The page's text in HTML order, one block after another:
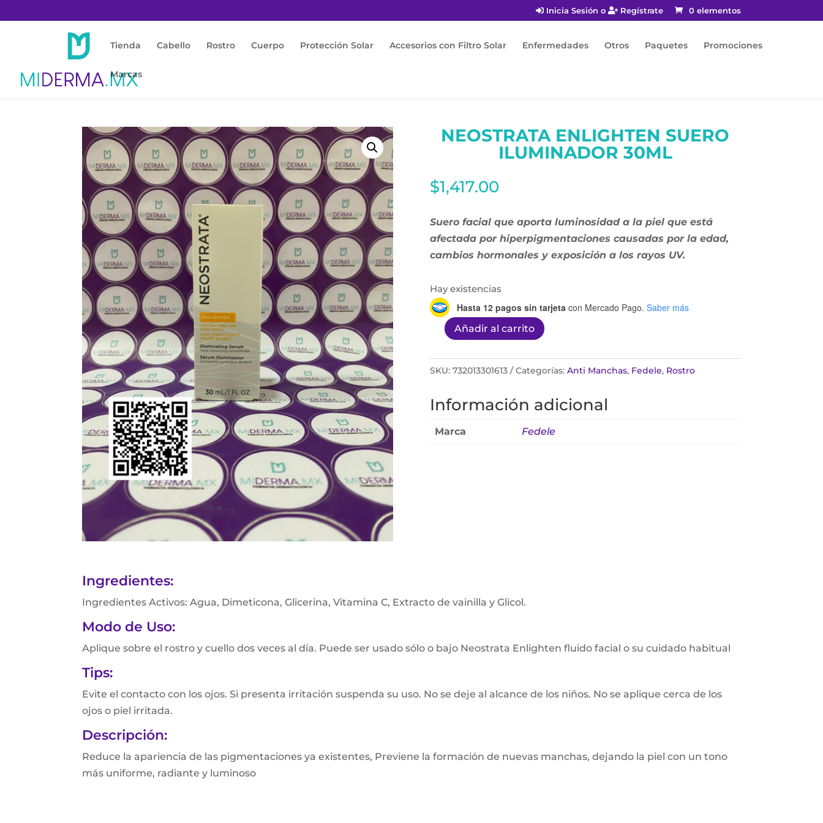
Inicia Sesión o Regístrate 0 elementos
Tienda Cabello Rostro Cuerpo Protección Solar Accesorios con Filtro Solar Enfermedades Otros Paquetes Promociones
Marcas
NEOSTRATA ENLIGHTEN SUERO
ILUMINADOR 30ML
$1,417.00
Suero facial que aporta luminosidad a la piel que está
afectada por hiperpigmentaciones causadas por la edad,
cambios hormonales y exposición a los rayos UV.
Hay existencias
Hasta 12 pagos sin tarjeta con Mercado Pago. Saber más
Neostrata
Suero
30ml
cantidad
Añadir al carrito
SKU: 732013301613 Categorías: Anti Manchas, Fedele, Rostro
Información adicional
Marca Fedele
Ingredientes:
Ingredientes Activos: Agua, Dimeticona, Glicerina, Vitamina C, Extracto de vainilla y Glicol.
Modo de Uso:
Aplique sobre el rostro y cuello dos veces al día. Puede ser usado sólo o bajo Neostrata Enlighten fluido facial o su cuidado habitual
Tips:
Evite el contacto con los ojos. Si presenta irritación suspenda su uso. No se deje al alcance de los niños. No se aplique cerca de los
ojos o piel irritada.
Descripción:
Reduce la apariencia de las pigmentaciones ya existentes, Previene la formación de nuevas manchas, dejando la piel con un tono
más uniforme, radiante y luminoso